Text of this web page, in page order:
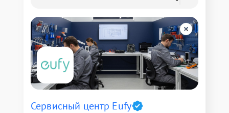
Сервисный центр Eufy